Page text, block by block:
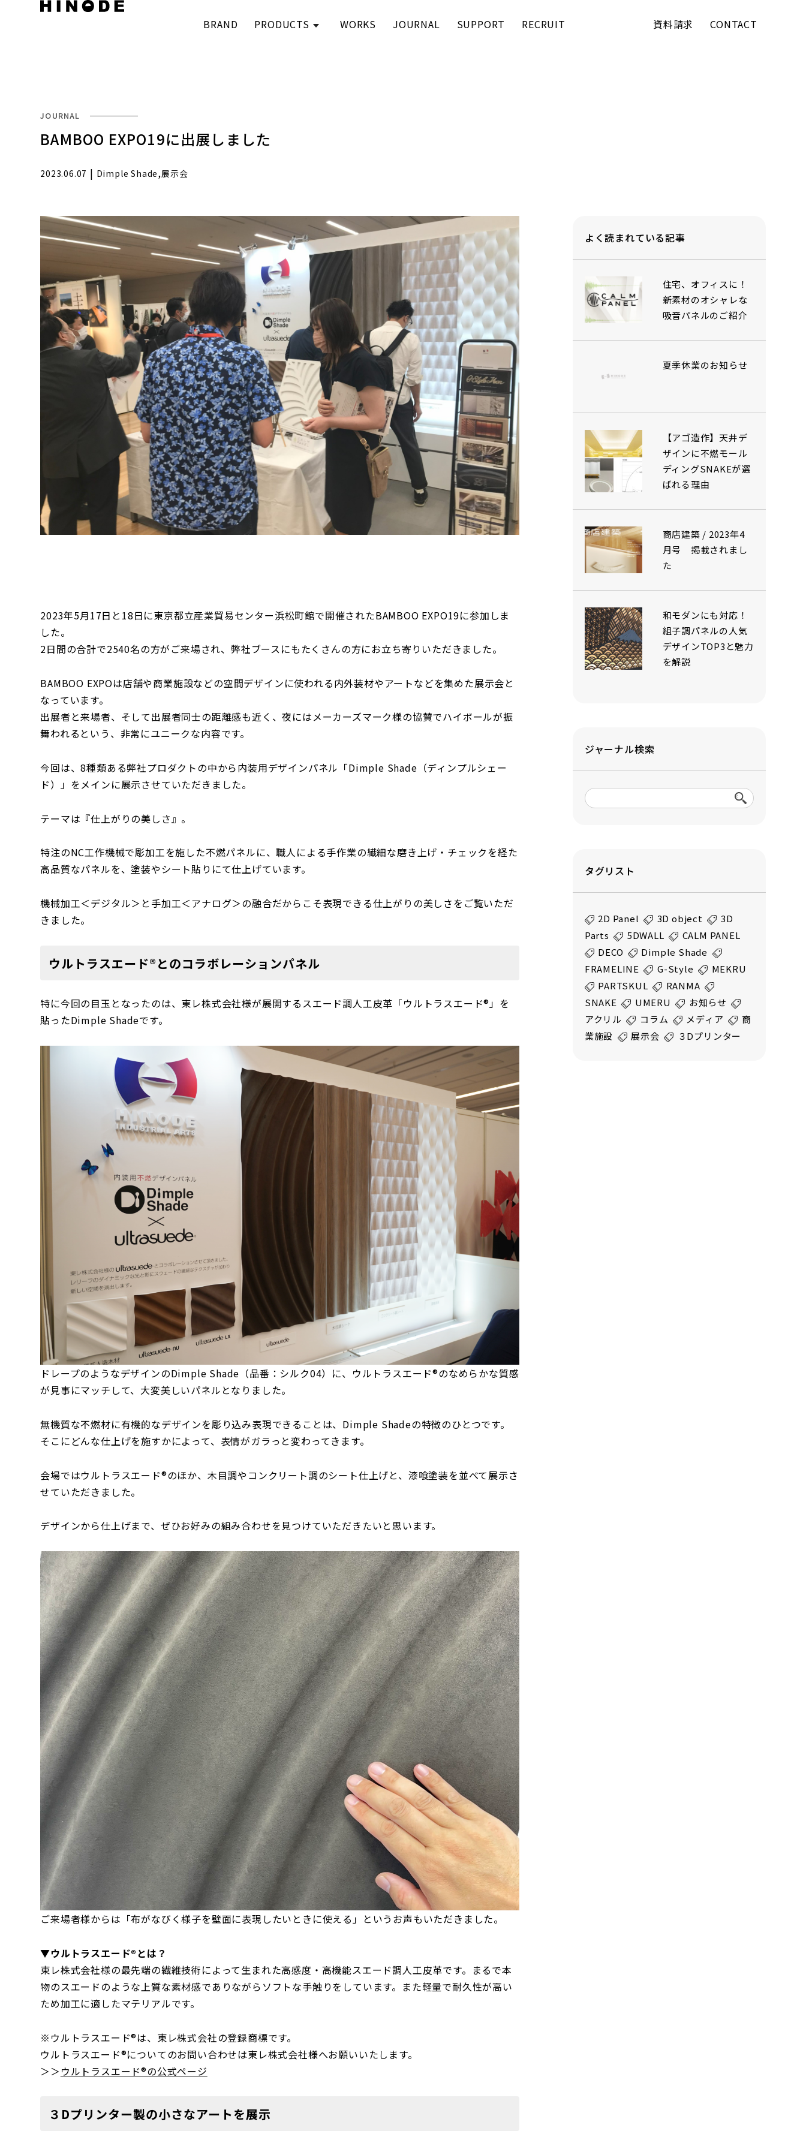
BRAND PRODUCTS WORKS JOURNAL SUPPORT RECRUIT 資料請求 CONTACT
JOURNAL
BAMBOO EXPO19に出展しました
2023.06.07 | Dimple Shade,展示会
2023年5月17日と18日に東京都立産業貿易センター浜松町館で開催されたBAMBOO EXPO19に参加しま
した。
2日間の合計で2540名の方がご来場され、弊社ブースにもたくさんの方にお立ち寄りいただきました。
BAMBOO EXPOは店舗や商業施設などの空間デザインに使われる内外装材やアートなどを集めた展示会と
なっています。
出展者と来場者、そして出展者同士の距離感も近く、夜にはメーカーズマーク様の協賛でハイボールが振
舞われるという、非常にユニークな内容です。
今回は、8種類ある弊社プロダクトの中から内装用デザインパネル「Dimple Shade（ディンプルシェー
ド）」をメインに展示させていただきました。
テーマは『仕上がりの美しさ』。
特注のNC工作機械で彫加工を施した不燃パネルに、職人による手作業の繊細な磨き上げ・チェックを経た
高品質なパネルを、塗装やシート貼りにて仕上げています。
機械加工＜デジタル＞と手加工＜アナログ＞の融合だからこそ表現できる仕上がりの美しさをご覧いただ
きました。
ウルトラスエード®とのコラボレーションパネル
特に今回の目玉となったのは、東レ株式会社様が展開するスエード調人工皮革「ウルトラスエード®」を
貼ったDimple Shadeです。
ドレープのようなデザインのDimple Shade（品番：シルク04）に、ウルトラスエード®のなめらかな質感
が見事にマッチして、大変美しいパネルとなりました。
無機質な不燃材に有機的なデザインを彫り込み表現できることは、Dimple Shadeの特徴のひとつです。
そこにどんな仕上げを施すかによって、表情がガラっと変わってきます。
会場ではウルトラスエード®のほか、木目調やコンクリート調のシート仕上げと、漆喰塗装を並べて展示さ
せていただきました。
デザインから仕上げまで、ぜひお好みの組み合わせを見つけていただきたいと思います。
ご来場者様からは「布がなびく様子を壁面に表現したいときに使える」というお声もいただきました。
▼ウルトラスエード®とは？
東レ株式会社様の最先端の繊維技術によって生まれた高感度・高機能スエード調人工皮革です。まるで本
物のスエードのような上質な素材感でありながらソフトな手触りをしています。また軽量で耐久性が高い
ため加工に適したマテリアルです。
※ウルトラスエード®は、東レ株式会社の登録商標です。
ウルトラスエード®についてのお問い合わせは東レ株式会社様へお願いいたします。
＞＞ ウルトラスエード®の公式ページ
３Dプリンター製の小さなアートを展示
よく読まれている記事
住宅、オフィスに！
新素材のオシャレな
吸音パネルのご紹介
夏季休業のお知らせ
【アゴ造作】天井デ
ザインに不燃モール
ディングSNAKEが選
ばれる理由
商店建築 / 2023年4
月号 掲載されまし
た
和モダンにも対応！
組子調パネルの人気
デザインTOP3と魅力
を解説
ジャーナル検索
タグリスト
2D Panel 3D object
3D
Parts
5DWALL
CALM PANEL
DECO
Dimple Shade
FRAMELINE
G-Style
MEKRU
PARTSKUL
RANMA
SNAKE
UMERU
お知らせ
アクリル
コラム メディア
商
業施設
展示会 ３Dプリンター